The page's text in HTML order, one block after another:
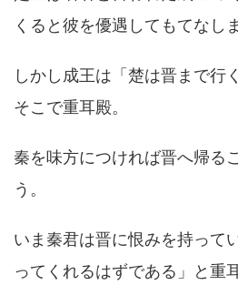
くると彼を優遇してもてなし
しかし成王は「楚は晋まで行
そこで重耳殿。
秦を味方につければ晋へ帰る
う。
いま秦君は晋に恨みを持って
ってくれるはずである」と重